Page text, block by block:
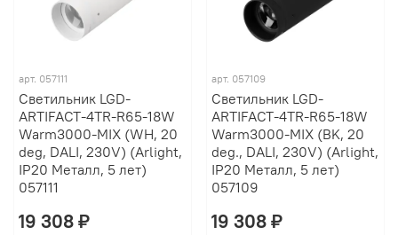
арт. 057111
Светильник LGD-
ARTIFACT-4TR-R65-18W
Warm3000-MIX (WH, 20
deg, DALI, 230V) (Arlight,
IP20 Металл, 5 лет)
057111
19 308 ₽
арт. 057109
Светильник LGD-
ARTIFACT-4TR-R65-18W
Warm3000-MIX (BK, 20
deg., DALI, 230V) (Arlight,
IP20 Металл, 5 лет)
057109
19 308 ₽